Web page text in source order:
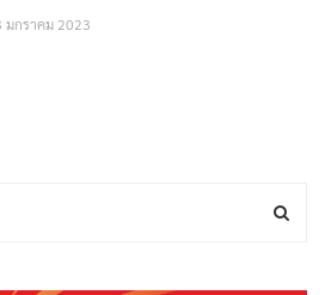
มกราคม 2023